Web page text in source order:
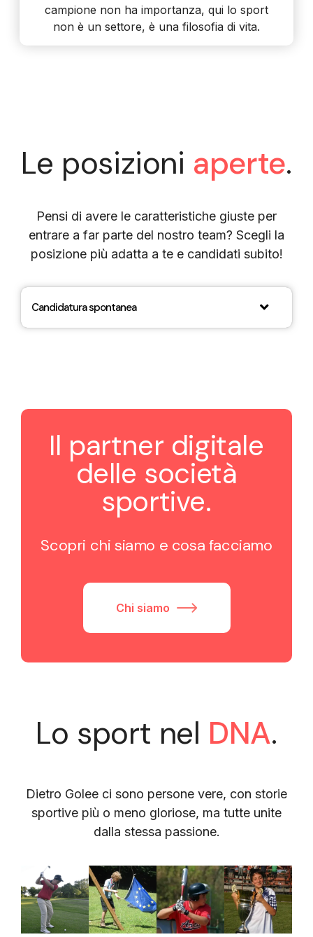
campione non ha importanza, qui lo sport
non è un settore, è una filosofia di vita.
Le posizioni aperte.
Pensi di avere le caratteristiche giuste per
entrare a far parte del nostro team? Scegli la
posizione più adatta a te e candidati subito!
Candidatura spontanea
Il partner digitale
delle società
sportive.
Scopri chi siamo e cosa facciamo
Chi siamo
Lo sport nel DNA.
Dietro Golee ci sono persone vere, con storie
sportive più o meno gloriose, ma tutte unite
dalla stessa passione.